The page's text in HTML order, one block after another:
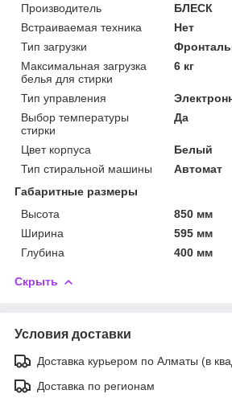
Производитель
БЛЕСК
Встраиваемая техника
Нет
Тип загрузки
Максимальная загрузка
белья для стирки
6 кг
Тип управления
Выбор температуры
стирки
Да
Цвет корпуса
Белый
Тип стиральной машины
Автомат
Габаритные размеры
Высота
850 мм
Ширина
595 мм
Глубина
400 мм
Скрыть
Условия доставки
Доставка курьером по Алматы (в
Доставка по регионам